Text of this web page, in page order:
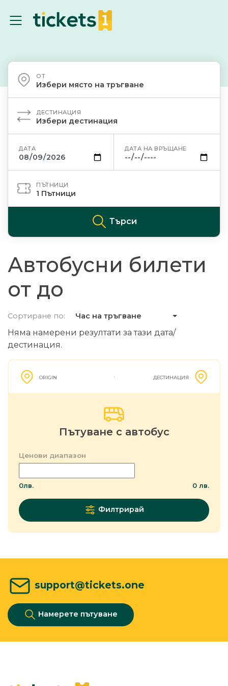
ОТ
Избери място на тръгване
ДЕСТИНАЦИЯ
Избери дестинация
ДАТА ДАТА НА ВРЪЩАНЕ
ПЪТНИЦИ
1 Пътници
Търси
Автобусни билети
от до
Сортиране по: Час на тръгване
Няма намерени резултати за тази дата/
дестинация.
ORIGIN ДЕСТИНАЦИЯ
Пътуване с автобус
Ценови диапазон
0лв. 0 лв.
Филтрирай
support@tickets.one
Намерете пътуване